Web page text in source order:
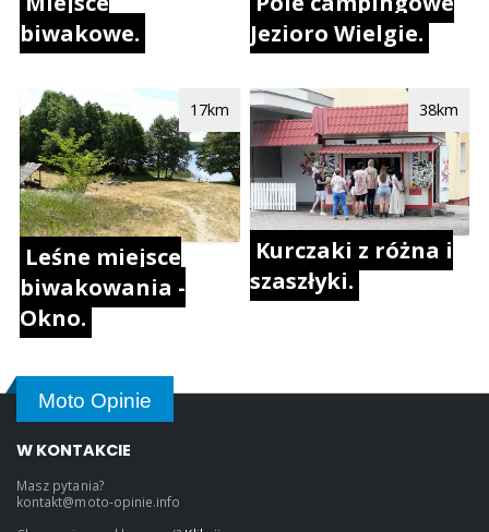
biwakowe.
Leśne miejsce
biwakowania -
Okno.
17km
Jezioro Wielgie.
Kurczaki z różna i
szaszłyki.
38km
Moto Opinie
W KONTAKCIE
Masz pytania?
kontakt@moto-opinie.info